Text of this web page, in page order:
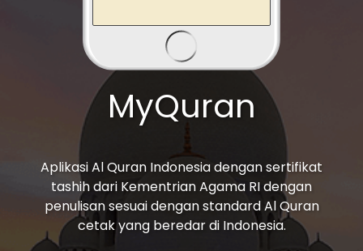
MyQuran
Aplikasi Al Quran Indonesia dengan sertifikat
tashih dari Kementrian Agama RI dengan
penulisan sesuai dengan standard Al Quran
cetak yang beredar di Indonesia.